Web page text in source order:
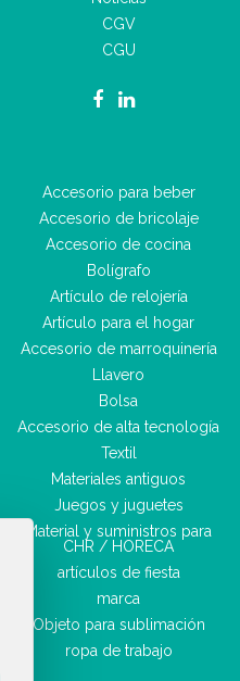
CGV
CGU
Accesorio para beber
Accesorio de bricolaje
Accesorio de cocina
Bolígrafo
Artículo de relojería
Artículo para el hogar
Accesorio de marroquinería
Llavero
Bolsa
Accesorio de alta tecnología
Textil
Materiales antiguos
Juegos y juguetes
Material y suministros para
CHR / HORECA
artículos de fiesta
marca
Objeto para sublimación
ropa de trabajo